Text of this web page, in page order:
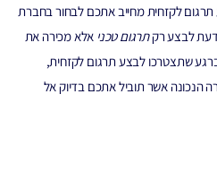
לקזחית מחייב אתכם לבחור בחברת
לבצע רקתרגום טכני אלא מכירה את
שתצטרכו לבצע תרגום לקזחית,
הנכונה אשר תוביל אתכם בדיוק אל